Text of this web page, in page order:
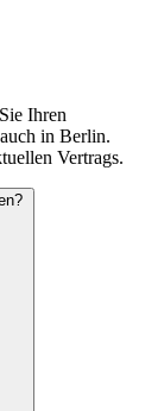
Ihren
in Berlin.
Vertrags.